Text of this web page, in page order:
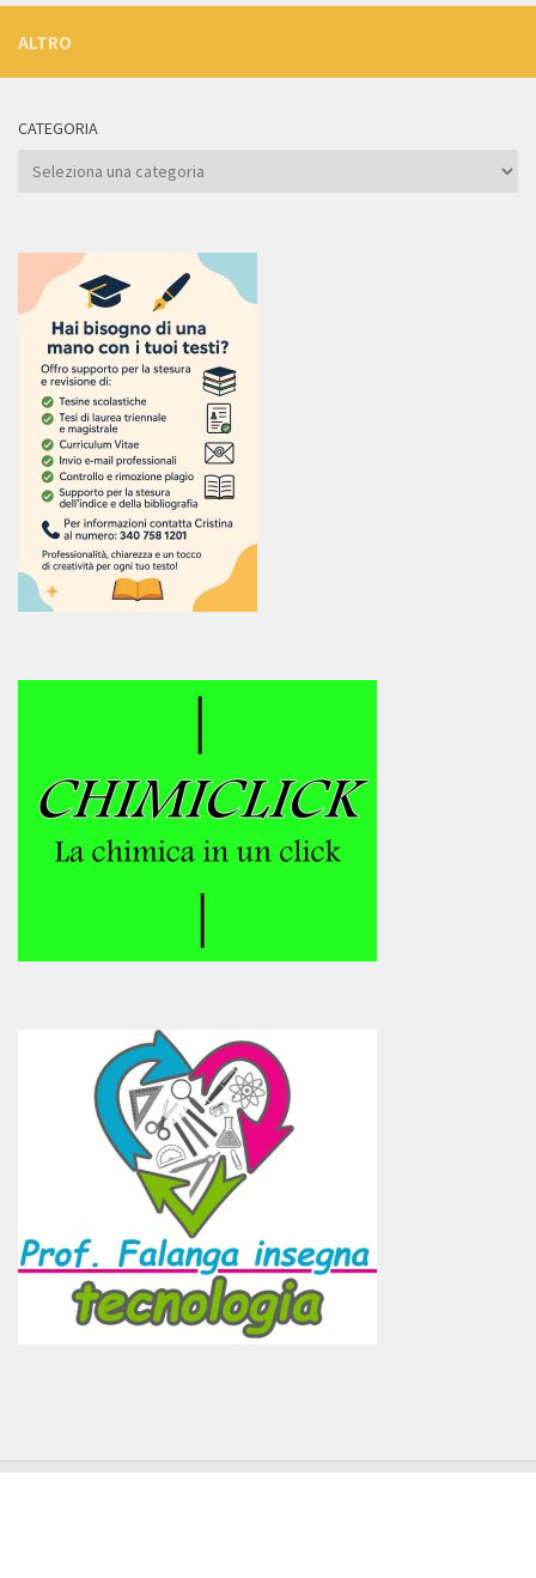
ALTRO
CATEGORIA
Categoria